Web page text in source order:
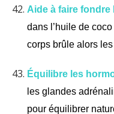
Aide à faire fondre
dans l’huile de
corps brûle alors
Équilibre les
les glandes
pour équilibrer